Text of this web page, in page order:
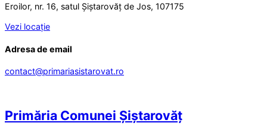
Eroilor, nr. 16, satul Șiștarovăț de Jos, 107175
Vezi locație
Adresa de email
contact@primariasistarovat.ro
Primăria Comunei Șiștarovăț